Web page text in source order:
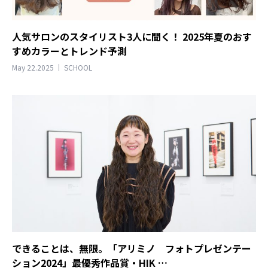
人気サロンのスタイリスト3人に聞く！ 2025年夏のおす
すめカラーとトレンド予測
May 22.2025 SCHOOL
できることは、無限。「アリミノ フォトプレゼンテー
ション2024」最優秀作品賞・HIK …